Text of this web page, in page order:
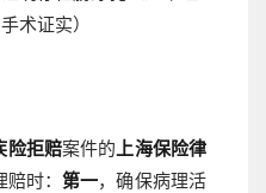
手术证实）
险拒赔案件的上海保险律
赔时：第一，确保病理活